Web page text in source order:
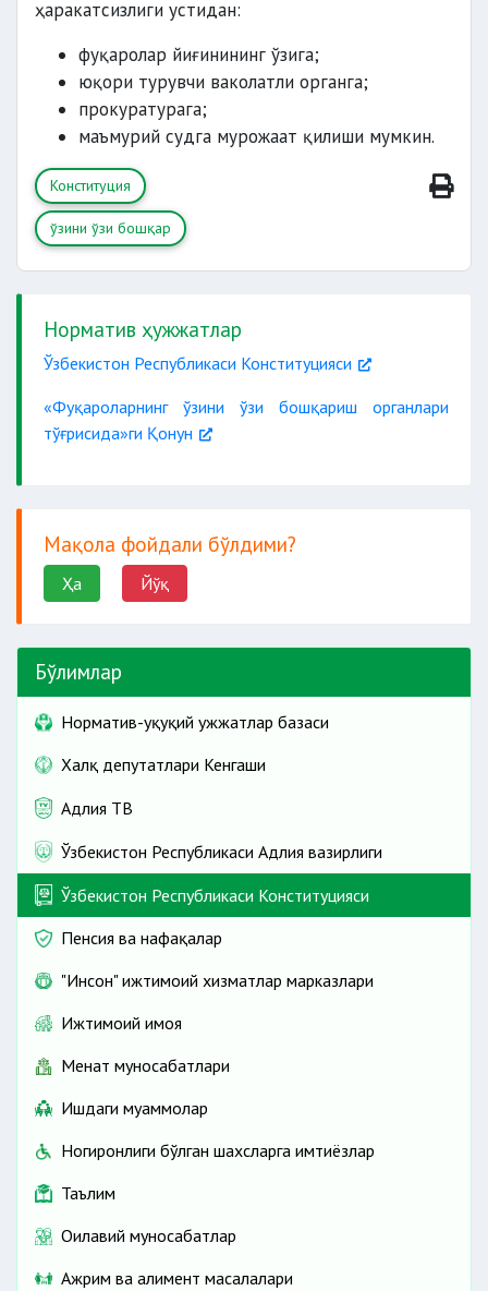
ҳаракатсизлиги устидан:
фуқаролар йиғинининг ўзига;
юқори турувчи ваколатли органга;
прокуратурага;
маъмурий судга мурожаат қилиши мумкин.
Конституция
ўзини ўзи бошқар
Норматив ҳужжатлар
Ўзбекистон Республикаси Конституцияси
«Фуқароларнинг ўзини ўзи бошқариш органлари
тўғрисида»ги Қонун
Мақола фойдали бўлдими?
Ҳа Йўқ
Бўлимлар
Норматив-ҳуқуқий ҳужжатлар базаси
Халқ депутатлари Кенгаши
Адлия ТВ
Ўзбекистон Республикаси Адлия вазирлиги
Ўзбекистон Республикаси Конституцияси
Пенсия ва нафақалар
"Инсон" ижтимоий хизматлар марказлари
Ижтимоий ҳимоя
Меҳнат муносабатлари
Ишдаги муаммолар
Ногиронлиги бўлган шахсларга имтиёзлар
Таълим
Оилавий муносабатлар
Ажрим ва алимент масалалари